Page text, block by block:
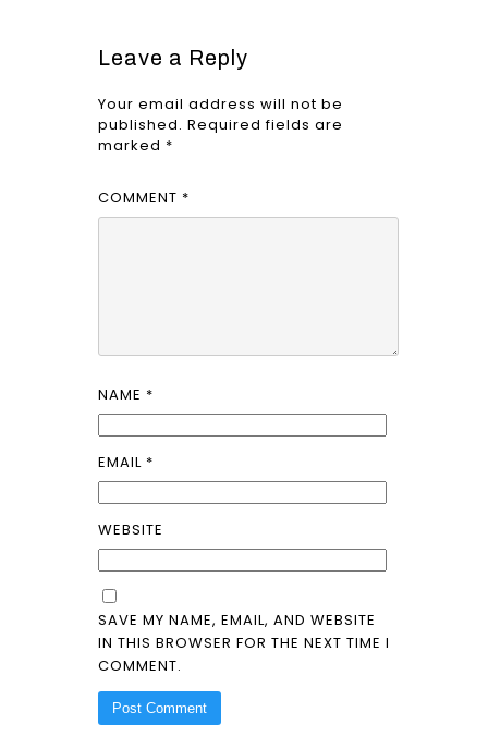
Leave a Reply
Your email address will not be
published. Required fields are
marked *
COMMENT *
NAME *
EMAIL *
WEBSITE
SAVE MY NAME, EMAIL, AND WEBSITE
IN THIS BROWSER FOR THE NEXT TIME I
COMMENT.